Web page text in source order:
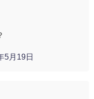
5月19日